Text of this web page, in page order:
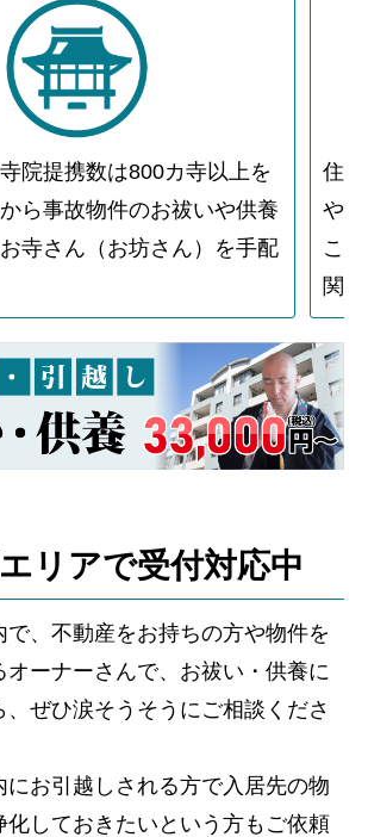
院提携数は800カ寺以上を
ら事故物件のお祓いや供養
寺さん（お坊さん）を手配
住
や
こ
関
リアで受付対応中
で、不動産をお持ちの方や物件を
オーナーさんで、お祓い・供養に
、ぜひ涙そうそうにご相談くださ
にお引越しされる方で入居先の物
化しておきたいという方もご依頼